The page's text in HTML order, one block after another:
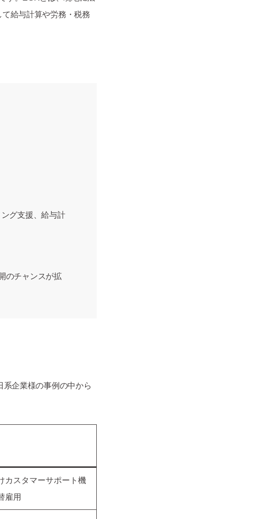
給与計算や労務・税務
グ支援、給与計
のチャンスが拡
系企業様の事例の中から
カスタマーサポート機
雇用